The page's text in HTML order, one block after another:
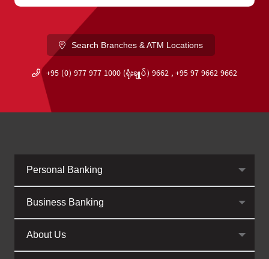
Search Branches & ATM Locations
+95 (0) 977 977 1000 (ရုံးချုပ်) 9662 , +95 97 9662 9662
Personal Banking
Business Banking
About Us